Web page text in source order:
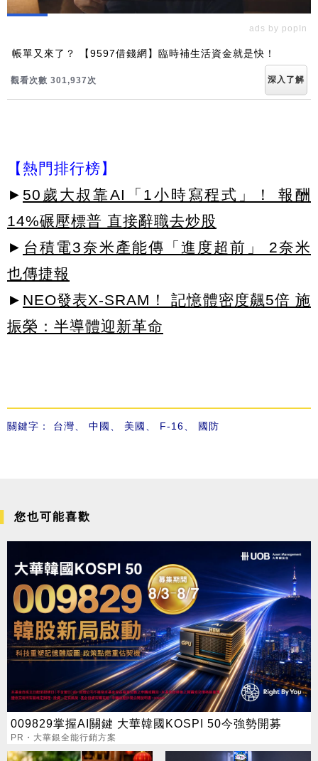
ads by popIn
帳單又來了？ 【9597借錢網】臨時補生活資金就是快！
觀看次數 301,937次 深入了解
【熱門排行榜】
► 50歲大叔靠AI「1小時寫程式」！ 報酬
14%碾壓標普 直接辭職去炒股
► 台積電3奈米產能傳「進度超前」 2奈米
也傳捷報
► NEO發表X-SRAM！ 記憶體密度飆5倍 施
振榮：半導體迎新革命
關鍵字： 台灣、 中國 、 美國 、 F-16、 國防
您也可能喜歡
009829掌握AI關鍵 大華韓國KOSPI 50今強勢開募
PR・大華銀全能行銷方案